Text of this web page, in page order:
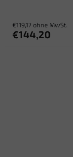
€119,17 ohne MwSt.
€144,20